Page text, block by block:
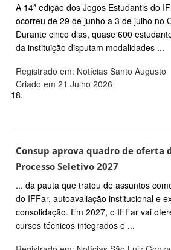
A 14ª edição dos Jogos Estudantis do
ocorreu de 29 de junho a 3 de julho no
Durante cinco dias, quase 600
da instituição disputam modalidades ...
Registrado em: Notícias Santo Augusto
Criado em 21 Julho 2026
18.
Consup aprova quadro de oferta
Processo Seletivo 2027
... da pauta que tratou de assuntos
do IFFar, autoavaliação institucional e
consolidação. Em 2027, o IFFar vai
cursos técnicos integrados e ...